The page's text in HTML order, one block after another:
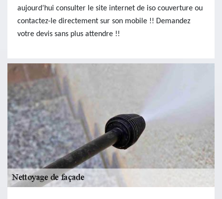
aujourd’hui consulter le site internet de iso couverture ou
contactez-le directement sur son mobile !! Demandez
votre devis sans plus attendre !!